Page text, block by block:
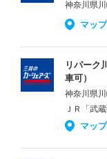
神奈川県
マッ
リパーク
車可）
神奈川県
ＪＲ「武
マッ